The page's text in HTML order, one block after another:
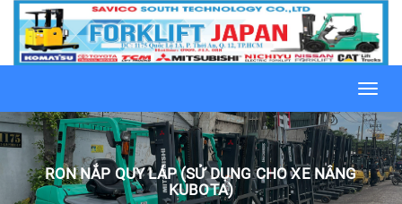
RON NẮP QUY LÁP (SỬ DỤNG CHO XE NÂNG
KUBOTA)